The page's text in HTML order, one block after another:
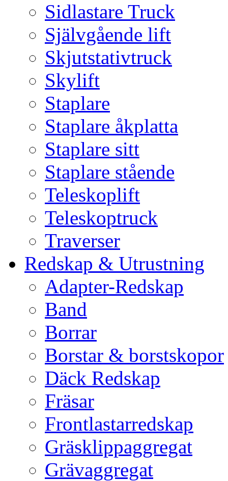
Sidlastare Truck
Självgående lift
Skjutstativtruck
Skylift
Staplare
Staplare åkplatta
Staplare sitt
Staplare stående
Teleskoplift
Teleskoptruck
Traverser
Redskap & Utrustning
Adapter-Redskap
Band
Borrar
Borstar & borstskopor
Däck Redskap
Fräsar
Frontlastarredskap
Gräsklippaggregat
Grävaggregat